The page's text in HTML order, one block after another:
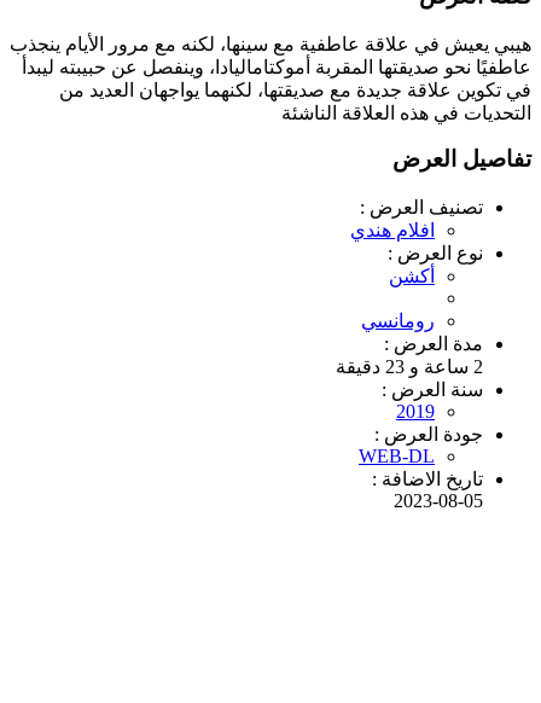
هيبي يعيش في علاقة عاطفية مع سينها، لكنه مع مرور اﻷيام ينجذب
عاطفيًا نحو صديقتها المقربة أموكتاماليادا، وينفصل عن حبيبته ليبدأ
في تكوين علاقة جديدة مع صديقتها، لكنهما يواجهان العديد من
التحديات في هذه العلاقة الناشئة
تفاصيل العرض
تصنيف العرض :
افلام هندي
نوع العرض :
أكشن
رومانسي
مدة العرض :
2 ساعة و 23 دقيقة
سنة العرض :
2019
جودة العرض :
WEB-DL
تاريخ الاضافة :
2023-08-05